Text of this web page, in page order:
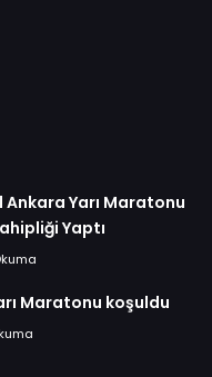
Yarı Maratonu
Yaptı
Maratonu koşuldu